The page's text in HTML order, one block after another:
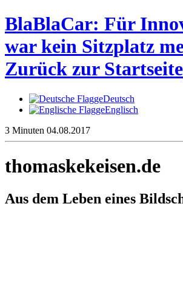
BlaBlaCar: Für
war kein Sitzplatz
Zurück zur Startseite
Deutsch
Englisch
3 Minuten 04.08.2017
thomaskekeisen.de
Aus dem Leben eines